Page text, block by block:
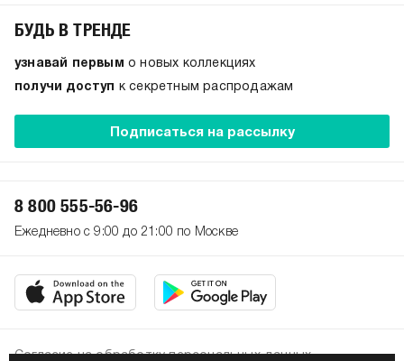
БУДЬ В ТРЕНДЕ
узнавай первым о новых коллекциях
получи доступ
к секретным распродажам
Подписаться на рассылку
8 800 555-56-96
Ежедневно с 9:00 до 21:00 по Москве
Согласие на обработку персональных данных